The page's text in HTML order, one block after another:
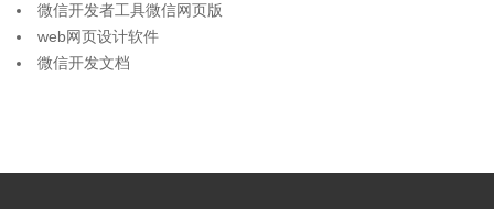
微信开发者工具微信网页版
web网页设计软件
微信开发文档